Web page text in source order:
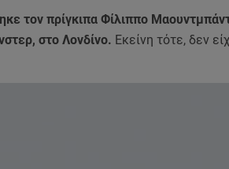
τον πρίγκιπα Φίλιππο
στο Λονδίνο. Εκείνη τότε, δεν